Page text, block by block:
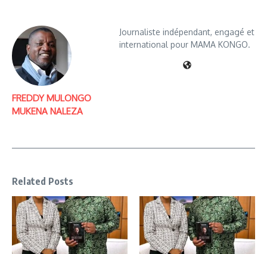
FREDDY MULONGO
MUKENA NALEZA
Journaliste indépendant, engagé et
international pour MAMA KONGO.
Related Posts